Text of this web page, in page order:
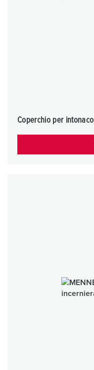
Coperchio per intonaco